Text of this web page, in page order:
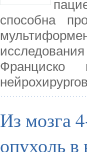
способна
Франциско
Из мозга
опухоль в